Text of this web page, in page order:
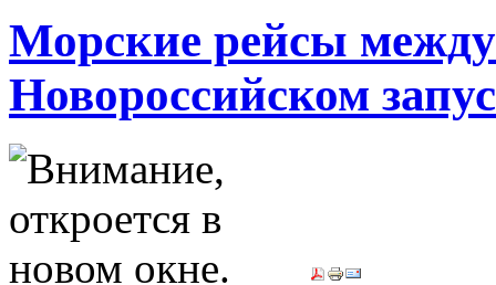
Морские рейсы
Новороссийском